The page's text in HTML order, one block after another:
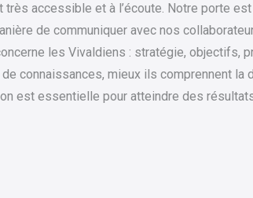
accessible et à l’écoute. Notre porte
de communiquer avec nos
les Vivaldiens : stratégie, objectifs,
connaissances, mieux ils comprennent la
est essentielle pour atteindre des